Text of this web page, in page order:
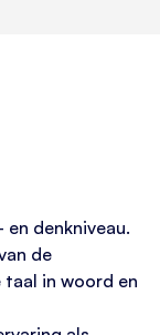
denkniveau.
de
taal in woord en